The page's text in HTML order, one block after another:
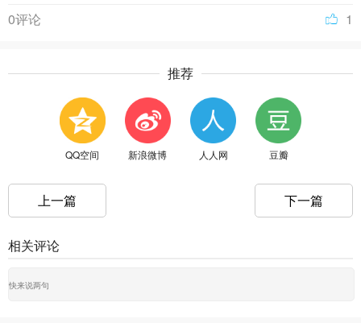
1
0评论
推荐
QQ空间 新浪微博 人人网 豆瓣
上一篇 下一篇
相关评论